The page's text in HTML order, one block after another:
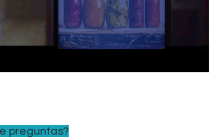
preguntas?